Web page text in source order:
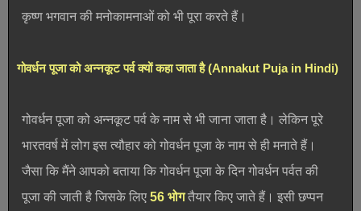
कृष्ण भगवान की मनोकामनाओं को भी पूरा करते हैं।
गोवर्धन पूजा को अन्नकूट पर्व क्यों कहा जाता है (Annakut Puja in Hindi)
गोवर्धन पूजा को अन्नकूट पर्व के नाम से भी जाना जाता है। लेकिन पूरे
भारतवर्ष में लोग इस त्यौहार को गोवर्धन पूजा के नाम से ही मनाते हैं।
जैसा कि मैंने आपको बताया कि गोवर्धन पूजा के दिन गोवर्धन पर्वत की
पूजा की जाती है जिसके लिए56 भोगतैयार किए जाते हैं। इसी छप्पन